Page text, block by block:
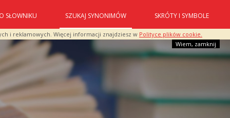
i reklamowych. Więcej informacji znajdziesz w Polityce plików cookie.
Wiem, zamknij
O SŁOWNIKU SZUKAJ SYNONIMÓW SKRÓTY I SYMBOLE